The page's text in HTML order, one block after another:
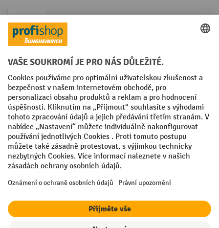
Faktura
Sociální sítě
Facebook
YouTubeLinkedIn
VODP Otisk
Prohlášení o ochraně osobních údajů
Nastavení ochrany osobních údajů
All prices excl. VAT plusshipping costsand possible delivery charges,
¹ Sleva platí do vyprodání zásob. Sleva se nevztahuje na akční ceny.